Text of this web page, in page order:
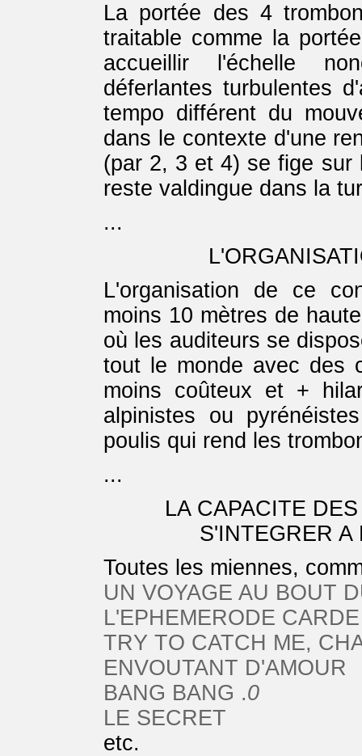
La portée des 4
traitable comme la
accueillir l'échelle
déferlantes turbulentes
tempo différent du
dans le contexte d'une
(par 2, 3 et 4) se fige sur
reste valdingue dans la
...
L'organisation de ce
moins 10 mètres de
où les auditeurs se
tout le monde avec des
moins coûteux et +
alpinistes ou
poulis qui rend les
...
LA CAPACITE
S'INTEGRER A
Toutes les miennes,
UN VOYAGE AU BOUT
L'EPHEMERODE
TRY TO CATCH ME,
ENVOUTANT D'AMOUR
BANG BANG .0
LE SECRET
etc.